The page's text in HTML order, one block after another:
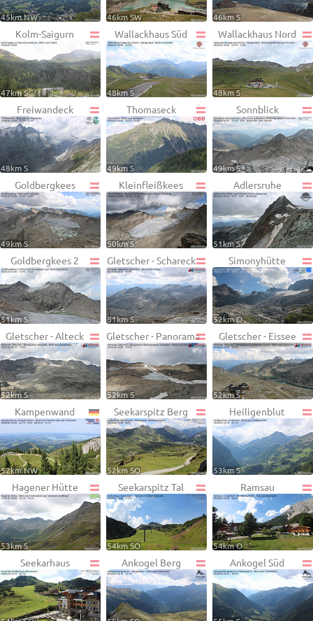
45km NW 46km SW 46km S
Kolm-Saigurn
47km S
Wallackhaus Süd
48km S
Wallackhaus Nord
48km S
Freiwandeck
48km S
Thomaseck
49km S
Sonnblick
49km S
Goldbergkees
49km S
Kleinfleißkees
50km S
Adlersruhe
51km S
Goldbergkees 2
51km S
Gletscher - Schareck
51km S
Simonyhütte
52km O
Gletscher - Alteck
52km S
Gletscher - Panorama
52km S
Gletscher - Eissee
52km S
Kampenwand
52km NW
Seekarspitz Berg
52km SO
Heiligenblut
53km S
Hagener Hütte
53km S
Seekarspitz Tal
54km SO
Ramsau
54km O
Seekarhaus Ankogel Berg Ankogel Süd